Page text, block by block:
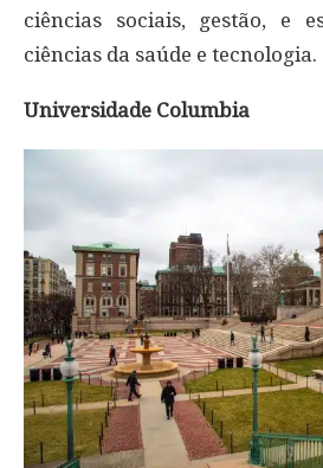
ciências sociais, gestão, e
ciências da saúde e tecnologia.
Universidade Columbia